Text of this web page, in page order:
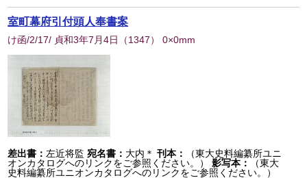
室町幕府引付頭人奉書案
け函/2/17/ 貞和3年7月4日 （1347） 0×0mm
差出書： 左近将監 宛名書： 大内＊ 刊本：
（東大史料編纂所ユニ
オンカタログへのリンクをご参照ください。）
影写本：
（東大
史料編纂所ユニオンカタログへのリンクをご参照ください。）